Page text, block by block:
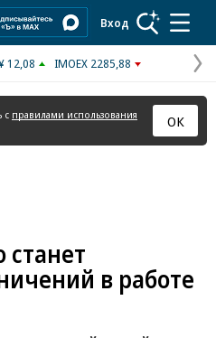
Вход
12,08 IMOEX 2285,88
с правилами использования
ОК
станет
в работе